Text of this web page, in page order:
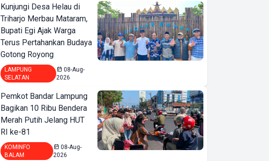
Kunjungi Desa Helau di
Triharjo Merbau Mataram,
Bupati Egi Ajak Warga
Terus Pertahankan Budaya
Gotong Royong
LAMPUNG
SELATAN
08-Aug-
2026
Pemkot Bandar Lampung
Bagikan 10 Ribu Bendera
Merah Putih Jelang HUT
RI ke-81
KOMINFO
BALAM
08-Aug-
2026